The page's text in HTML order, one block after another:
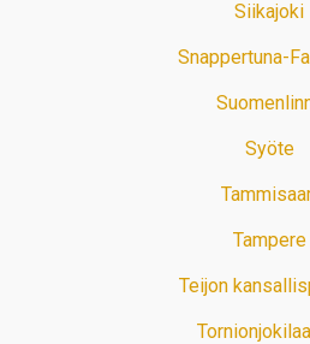
Siikajoki
Snappertuna-
Syöte
Tampere
Teijon